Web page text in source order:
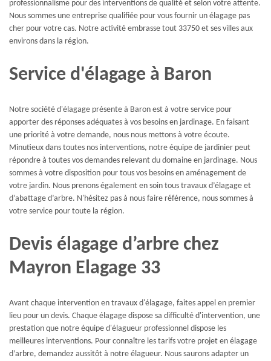
professionnalisme pour des interventions de qualité et selon votre attente.
Nous sommes une entreprise qualifiée pour vous fournir un élagage pas
cher pour votre cas. Notre activité embrasse tout 33750 et ses villes aux
environs dans la région.
Service d'élagage à Baron
Notre société d'élagage présente à Baron est à votre service pour
apporter des réponses adéquates à vos besoins en jardinage. En faisant
une priorité à votre demande, nous nous mettons à votre écoute.
Minutieux dans toutes nos interventions, notre équipe de jardinier peut
répondre à toutes vos demandes relevant du domaine en jardinage. Nous
sommes à votre disposition pour tous vos besoins en aménagement de
votre jardin. Nous prenons également en soin tous travaux d’élagage et
d’abattage d’arbre. N'hésitez pas à nous faire référence, nous sommes à
votre service pour toute la région.
Devis élagage d’arbre chez
Mayron Elagage 33
Avant chaque intervention en travaux d'élagage, faites appel en premier
lieu pour un devis. Chaque élagage dispose sa difficulté d'intervention, une
prestation que notre équipe d'élagueur professionnel dispose les
meilleures interventions. Pour connaître les tarifs votre projet en élagage
d’arbre, demandez aussitôt à notre élagueur. Nous saurons adapter un